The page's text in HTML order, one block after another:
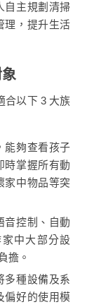
自主規劃清掃
理，提升生活
合以下 3 大族
能夠查看孩子
時掌握所有動
家中物品等突
音控制、自動
中大部分設
擔。
多種設備及系
偏好的使用模